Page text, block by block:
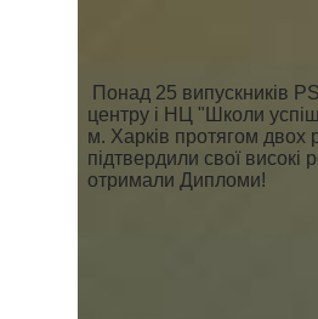
Понад 25 випускників
центру і НЦ "Школи
м. Харків протягом двох
підтвердили свої високі
отримали Дипломи!